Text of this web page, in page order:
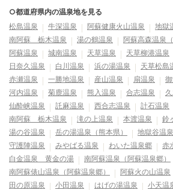
○都道府県内の温泉地を見る
松島温泉
牛深温泉 阿蘇健康火山温泉 地獄
南阿蘇 栃木温泉
湯の鶴温泉
阿蘇高森温泉
阿蘇温泉
城南温泉 天草温泉 天草柳港温泉
日奈久温泉
白川温泉 浜の湯温泉 天草松島
赤瀬温泉
一勝地温泉 産山温泉 扇温泉
河内温泉
菊鹿温泉 熊入温泉 合志温泉
仙酔峡温泉
託麻温泉 西合志温泉 計石温泉
南阿蘇 栃木温泉
滝の上温泉 本渡温泉 鈴
湯の谷温泉
岳の湯温泉（熊本県）
地獄谷温
守護陣温泉
みやばる温泉 わいた温泉郷 赤
白金温泉 黄金の湯
南阿蘇温泉（阿蘇温泉郷）
南阿蘇俵山温泉（阿蘇温泉郷）
阿蘇火の山温泉
田の原温泉
小田温泉 はげの湯温泉 小天温